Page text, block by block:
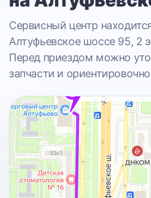
Сервисный центр
Алтуфьевское шоссе 95, 2
Перед приездом можно
запчасти и